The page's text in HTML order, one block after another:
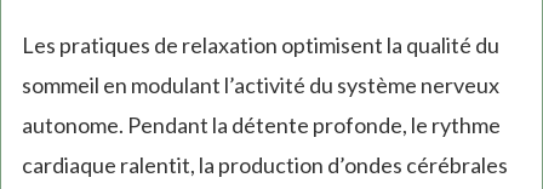
Les pratiques de relaxation optimisent la qualité du
sommeil en modulant l’activité du système nerveux
autonome. Pendant la détente profonde, le rythme
cardiaque ralentit, la production d’ondes cérébrales